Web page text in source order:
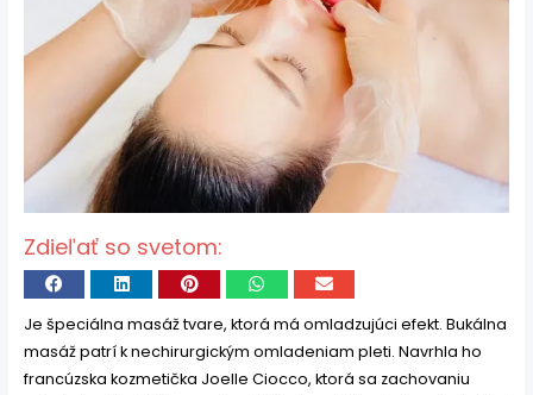
Zdieľať so svetom:
Je špeciálna masáž tvare, ktorá má omladzujúci efekt. Bukálna
masáž patrí k nechirurgickým omladeniam pleti. Navrhla ho
francúzska kozmetička Joelle Ciocco, ktorá sa zachovaniu